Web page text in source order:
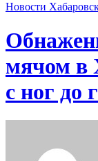
Новости
мячом в
с ног до